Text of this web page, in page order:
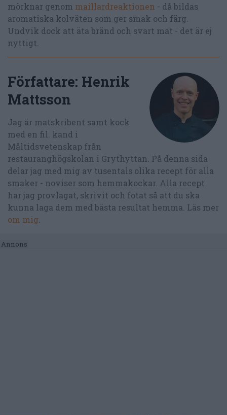
mörknar genom maillardreaktionen - då bildas
aromatiska kolväten som ger smak och färg.
Undvik dock att äta bränd och svart mat - det är ej
nyttigt.
Författare: Henrik
Mattsson
Jag är matskribent samt kock
med en fil. kand i
Måltidsvetenskap från
restauranghögskolan i Grythyttan. På denna sida
delar jag med mig av tusentals olika recept för alla
smaker - noviser som hemmakockar. Alla recept
har jag provlagat, skrivit och fotat så att du ska
kunna laga dem med bästa resultat hemma. Läs mer
om mig